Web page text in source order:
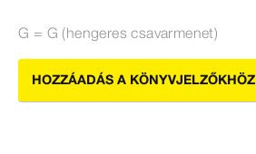
G = G (hengeres csavarmenet)
HOZZÁADÁS A KÖNYVJELZŐKHÖZ